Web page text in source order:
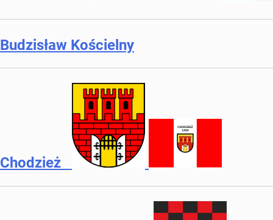
Budzisław Kościelny
Chodzież